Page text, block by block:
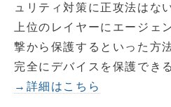
ュリティ対策に正攻法はな
上位のレイヤーにエージェ
撃から保護するといった方
完全にデバイスを保護でき
→詳細はこちら